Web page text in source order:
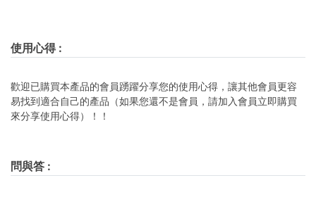
使用心得:
歡迎已購買本產品的會員踴躍分享您的使用心得，讓其他會員更容
易找到適合自己的產品（如果您還不是會員，請加入會員立即購買
來分享使用心得）！！
問與答 :